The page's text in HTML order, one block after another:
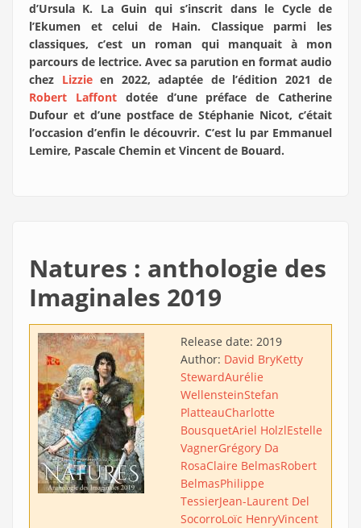
d’Ursula K. La Guin qui s’inscrit dans le Cycle de
l’Ekumen et celui de Hain. Classique parmi les
classiques, c’est un roman qui manquait à mon
parcours de lectrice. Avec sa parution en format audio
chez Lizzieen 2022, adaptée de l’édition 2021 de
Robert Laffontdotée d’une préface de Catherine
Dufour et d’une postface de Stéphanie Nicot, c’était
l’occasion d’enfin le découvrir. C’est lu par Emmanuel
Lemire, Pascale Chemin et Vincent de Bouard.
Natures : anthologie des
Imaginales 2019
Release date: 2019
Author: David BryKetty
StewardAurélie
WellensteinStefan
PlatteauCharlotte
BousquetAriel HolzlEstelle
VagnerGrégory Da
RosaClaire BelmasRobert
BelmasPhilippe
TessierJean-Laurent Del
SocorroLoïc HenryVincent